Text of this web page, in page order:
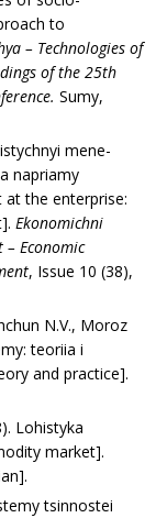
to
– Technologies of
of the 25th
Sumy,
mene-
napriamy
the enterprise:
Ekonomichni
– Economic
, Issue 10 (38),
N.V., Moroz
teoriia i
and practice].
Lohistyka
market].
tsinnostei